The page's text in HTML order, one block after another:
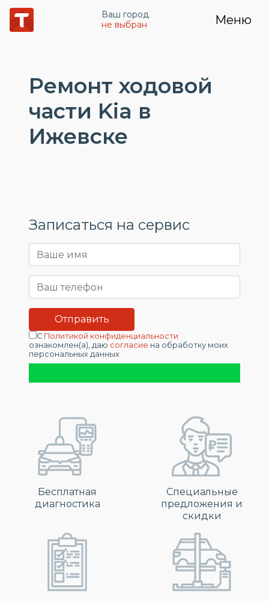
Ваш город
не выбран
Меню
Ремонт ходовой
части Kia в
Ижевске
Записаться на сервис
С Политикой конфиденциальности
ознакомлен(а), даю согласие на обработку моих
персональных данных
Бесплатная
диагностика
Специальные
предложения и
скидки